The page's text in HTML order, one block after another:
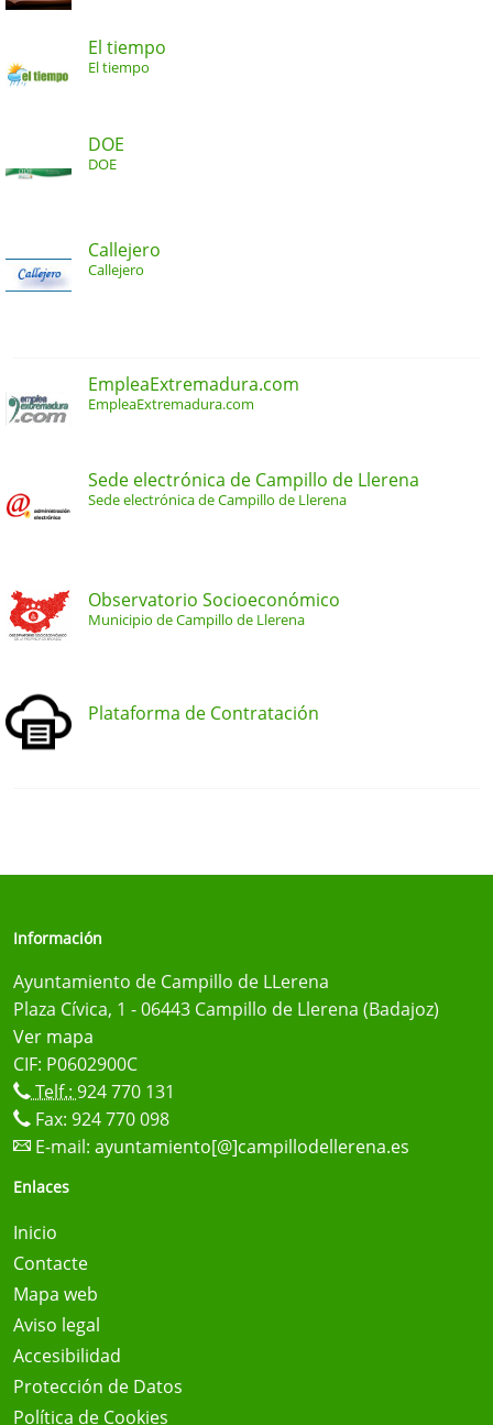
El tiempo
El tiempo
DOE
DOE
Callejero
Callejero
EmpleaExtremadura.com
EmpleaExtremadura.com
Sede electrónica de Campillo de Llerena
Sede electrónica de Campillo de Llerena
Observatorio Socioeconómico
Municipio de Campillo de Llerena
Plataforma de Contratación
Información
Ayuntamiento de Campillo de LLerena
Plaza Cívica, 1 - 06443 Campillo de Llerena (Badajoz)
Ver mapa
CIF: P0602900C
Telf.: 924 770 131
Fax: 924 770 098
E-mail: ayuntamiento[@]campillodellerena.es
Enlaces
Inicio
Contacte
Mapa web
Aviso legal
Accesibilidad
Protección de Datos
Política de Cookies